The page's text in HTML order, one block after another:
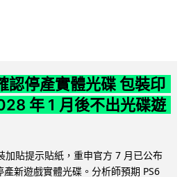
認停產實體光碟 包裝印
年 1 月後不出光碟遊
加貼提示貼紙，重申官方 7 月已公布
新遊戲實體光碟。分析師預期 PS6